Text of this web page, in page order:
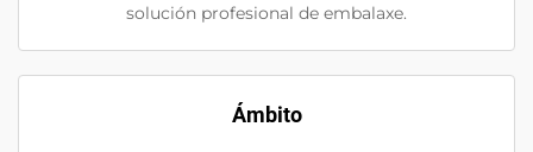
solución profesional de embalaxe.
Ámbito